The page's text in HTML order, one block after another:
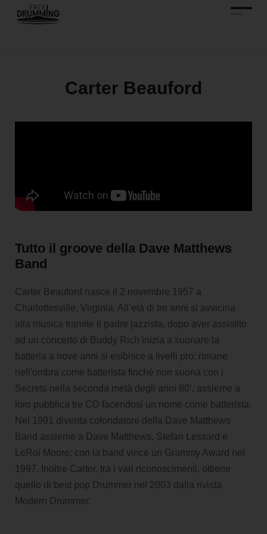
Carter Beauford
Tutto il groove della Dave Matthews
Band
Carter Beauford nasce il 2 novembre 1957 a
Charlottesville, Virginia. All’età di tre anni si avvicina
alla musica tramite il padre jazzista, dopo aver assistito
ad un concerto di Buddy Rich inizia a suonare la
batteria a nove anni si esibisce a livelli pro; rimane
nell'ombra come batterista finché non suona con i
Secrets nella seconda metà degli anni 80’, assieme a
loro pubblica tre CD facendosi un nome come batterista.
Nel 1991 diventa cofondatore della Dave Matthews
Band assieme a Dave Matthews, Stefan Lessard e
LeRoi Moore; con la band vince un Grammy Award nel
1997. Inoltre Carter, tra i vari riconoscimenti, ottiene
quello di best pop Drummer nel 2003 dalla rivista
Modern Drummer.